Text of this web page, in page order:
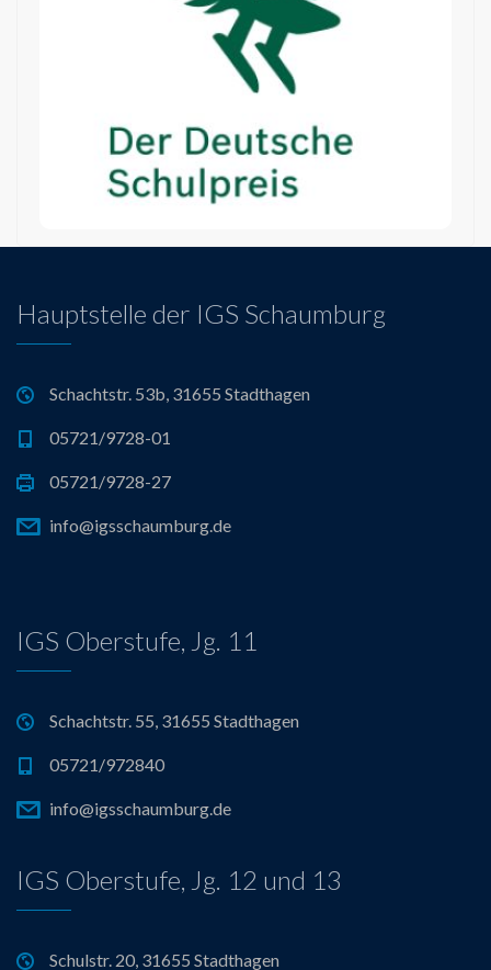
Die IGS wurde 2015 für den Deutschen
Schulpreis nominiert.
Hauptstelle der IGS Schaumburg
Schachtstr. 53b, 31655 Stadthagen
05721/9728-01
05721/9728-27
info@igsschaumburg.de
IGS Oberstufe, Jg. 11
Schachtstr. 55, 31655 Stadthagen
05721/972840
info@igsschaumburg.de
IGS Oberstufe, Jg. 12 und 13
Schulstr. 20, 31655 Stadthagen